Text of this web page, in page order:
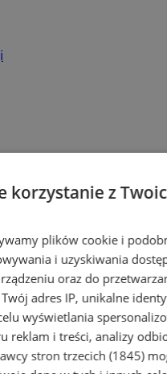
firmy, które w
Poznaj sklepy
znajdziesz najlepsze
użytku profesjonalnego
ofertę w
narzędzia!
prezentacji firm.
korzystanie z
plików cookie i
i uzyskiwania
oraz do
adres IP, unikalne
wyświetlania
reklam i treści, analizy
stron trzecich (1845)